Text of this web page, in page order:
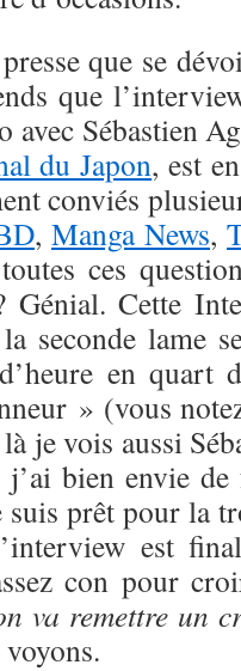
que se
que
avec Sébastien
du Japon, est
conviés
, Manga News,
ces
Génial. Cette
seconde lame
en quart
» (vous
je vois aussi
bien envie
prêt pour la
est
con pour
va remettre un